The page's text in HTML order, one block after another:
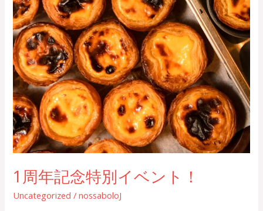
1周年記念特別イベント！
Uncategorized /nossaboloJ